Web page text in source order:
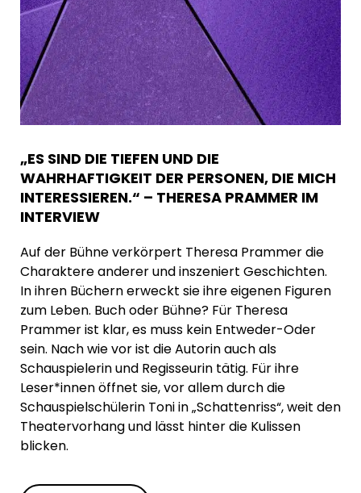
„ES SIND DIE TIEFEN UND DIE
WAHRHAFTIGKEIT DER PERSONEN, DIE MICH
INTERESSIEREN.“ – THERESA PRAMMER IM
INTERVIEW
Auf der Bühne verkörpert Theresa Prammer die
Charaktere anderer und inszeniert Geschichten.
In ihren Büchern erweckt sie ihre eigenen Figuren
zum Leben. Buch oder Bühne? Für Theresa
Prammer ist klar, es muss kein Entweder-Oder
sein. Nach wie vor ist die Autorin auch als
Schauspielerin und Regisseurin tätig. Für ihre
Leser*innen öffnet sie, vor allem durch die
Schauspielschülerin Toni in „Schattenriss“, weit den
Theatervorhang und lässt hinter die Kulissen
blicken.